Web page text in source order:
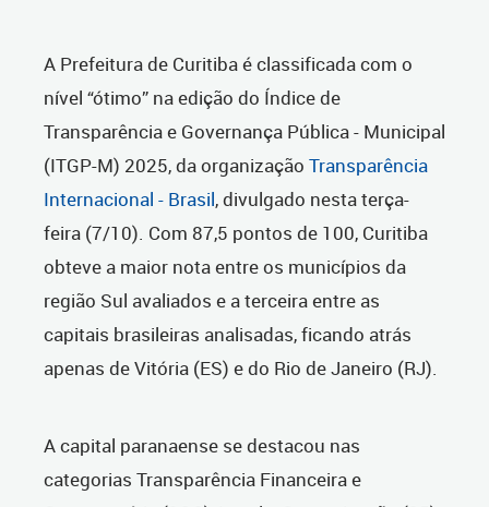
A Prefeitura de Curitiba é classificada com o
nível “ótimo” na edição do Índice de
Transparência e Governança Pública - Municipal
(ITGP-M) 2025, da organização Transparência
Internacional - Brasil, divulgado nesta terça-
feira (7/10). Com 87,5 pontos de 100, Curitiba
obteve a maior nota entre os municípios da
região Sul avaliados e a terceira entre as
capitais brasileiras analisadas, ficando atrás
apenas de Vitória (ES) e do Rio de Janeiro (RJ).
A capital paranaense se destacou nas
categorias Transparência Financeira e